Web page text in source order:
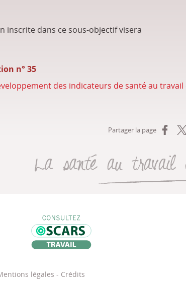
inscrite dans ce sous-objectif visera
n° 35
des indicateurs de santé au travail
Partager la page Partager
La
l’économie, de l’emploi, du travail et des solidarités
légales - Crédits